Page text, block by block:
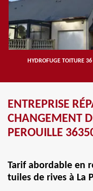
HYDROFUGE TOITURE 36
ENTREPRISE
CHANGEMENT
PEROUILLE
Tarif abordable en
tuiles de rives à La